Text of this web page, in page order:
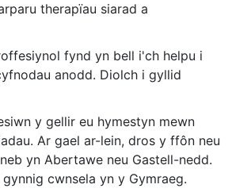
therapïau siarad a
fynd yn bell i'ch helpu i
anodd. Diolch i gyllid
y gellir eu hymestyn mewn
Ar gael ar-lein, dros y ffôn neu
yn Abertawe neu Gastell-nedd.
cwnsela yn y Gymraeg.